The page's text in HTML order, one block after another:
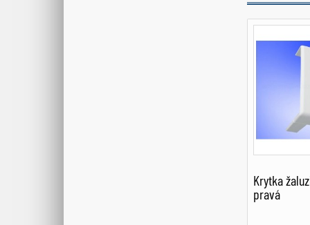
Krytka
pravá